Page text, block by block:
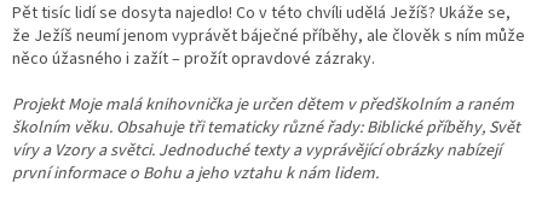
Pět tisíc lidí se dosyta najedlo! Co v této chvíli udělá Ježíš? Ukáže se,
že Ježíš neumí jenom vyprávět báječné příběhy, ale člověk s ním může
něco úžasného i zažít – prožít opravdové zázraky.
Projekt Moje malá knihovnička je určen dětem v předškolním a raném
školním věku. Obsahuje tři tematicky různé řady: Biblické příběhy, Svět
víry a Vzory a světci. Jednoduché texty a vyprávějící obrázky nabízejí
první informace o Bohu a jeho vztahu k nám lidem.